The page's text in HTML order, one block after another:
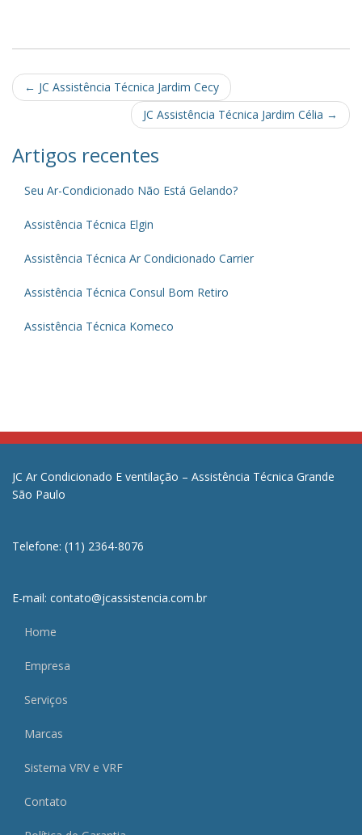
Post
navigation
← JC Assistência Técnica Jardim Cecy
JC Assistência Técnica Jardim Célia →
Artigos recentes
Seu Ar-Condicionado Não Está Gelando?
Assistência Técnica Elgin
Assistência Técnica Ar Condicionado Carrier
Assistência Técnica Consul Bom Retiro
Assistência Técnica Komeco
JC Ar Condicionado E ventilação – Assistência Técnica Grande
São Paulo
Telefone: (11) 2364-8076
E-mail: contato@jcassistencia.com.br
Home
Empresa
Serviços
Marcas
Sistema VRV e VRF
Contato